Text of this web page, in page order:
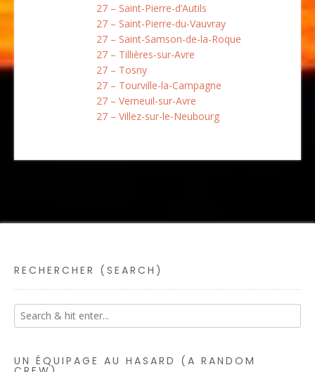
27 – Saint-Pierre-d’Autils
27 – Saint-Pierre-du-Vauvray
27 – Saint-Samson-de-la-Roque
27 – Tillières-sur-Avre
27 – Tosny
27 – Tourville-la-Campagne
27 – Verneuil-sur-Avre
27 – Villez-sur-le-Neubourg
RECHERCHER (SEARCH)
UN ÉQUIPAGE AU HASARD (A RANDOM